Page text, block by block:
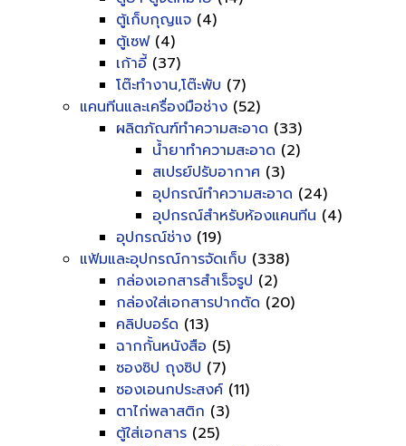
ตู้เก็บกุญแจ (4)
ตู้เซฟ(4)
เก้าอี้ (37)
โต๊ะทำงาน,โต๊ะพับ (7)
แคนทีนและเครื่องมือช่าง (52)
ผลิตภัณฑ์ทำความสะอาด (33)
น้ำยาทำความสะอาด (2)
สเปรย์ปรับอากาศ (3)
อุปกรณ์ทำความสะอาด (24)
อุปกรณ์สำหรับห้องแคนทีน (4)
อุปกรณ์ช่าง (19)
แฟ้มและอุปกรณ์การจัดเก็บ (338)
กล่องเอกสารสำเร็จรูป (2)
กล่องใส่เอกสารปากตัด (20)
คลิปบอร์ด (13)
ฉากกั้นหนังสือ (5)
ซองซิป ถุงซิป (7)
ซองเอนกประสงค์ (11)
ตาไก่พลาสติก (3)
ตู้ใส่เอกสาร (25)